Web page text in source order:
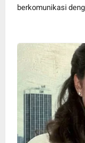
berkomunikasi